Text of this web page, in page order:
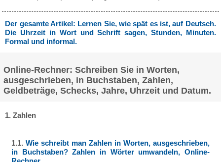
Der gesamte Artikel: Lernen Sie, wie spät es ist, auf Deutsch.
Die Uhrzeit in Wort und Schrift sagen, Stunden, Minuten.
Formal und informal.
Online-Rechner: Schreiben Sie in Worten,
ausgeschrieben, in Buchstaben, Zahlen,
Geldbeträge, Schecks, Jahre, Uhrzeit und Datum.
1. Zahlen
1.1.Wie schreibt man Zahlen in Worten, ausgeschrieben,
in Buchstaben? Zahlen in Wörter umwandeln, Online-